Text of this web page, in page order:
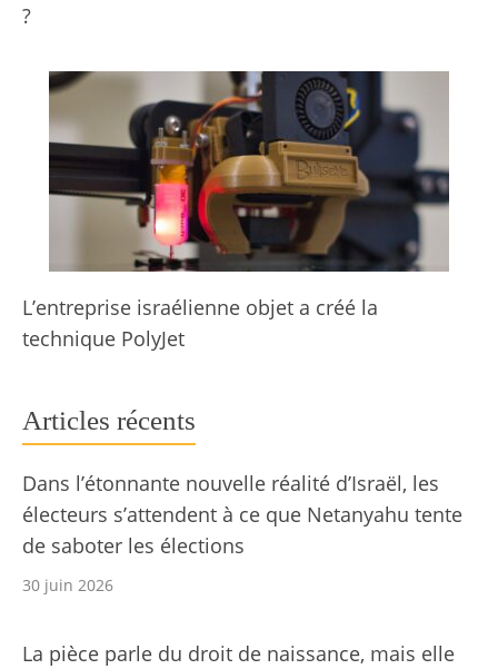
?
L’entreprise israélienne objet a créé la
technique PolyJet
Articles récents
Dans l’étonnante nouvelle réalité d’Israël, les
électeurs s’attendent à ce que Netanyahu tente
de saboter les élections
30 juin 2026
La pièce parle du droit de naissance, mais elle